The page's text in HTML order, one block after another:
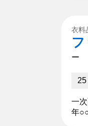
衣料
ー
25
一
年